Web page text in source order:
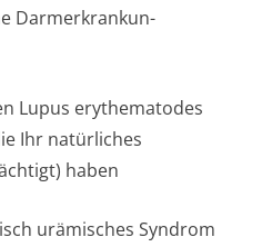
Darmerkrankun­
Lupus erythematodes
Ihr natürliches
haben
urämisches Syndrom